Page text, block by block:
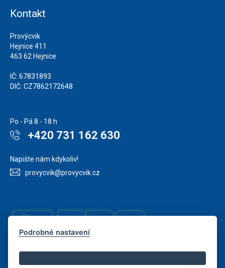
Kontakt
Provýcvik
Hejnice 411
463 62 Hejnice
IČ: 67831893
DIČ: CZ7862172648
Po - Pá 8 - 18 h
+420 731 162 630
Napište nám kdykoliv!
provycvik@provycvik.cz
Podrobné nastavení